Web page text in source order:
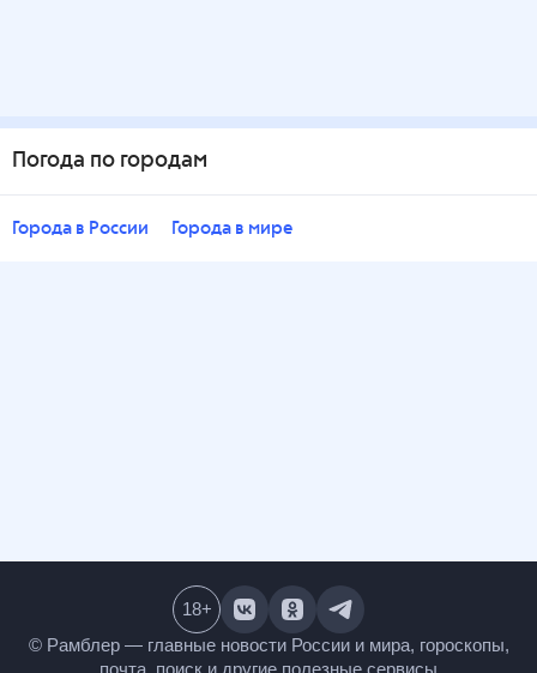
Погода по городам
Города в России Города в мире
© Рамблер — главные новости России и мира,
18+